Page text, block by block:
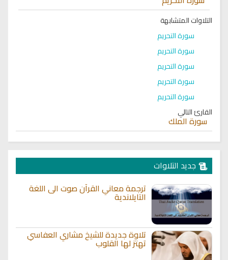
التلاوات المتشابهة
سورة التحريم
سورة التحريم
سورة التحريم
سورة التحريم
سورة التحريم
القارئ التالي
سورة الملك
جديد التلاوات
ترجمة معاني القرآن صوت الى اللغة
التايلاندية
تلاوة جديدة للشيخ مشاري العفاسي
تهتز لها القلوب